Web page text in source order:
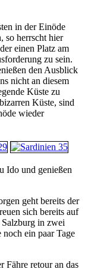
in der Einöde
so herrscht hier
einen Platz am
zu sein.
den Ausblick
nicht an diesem
Küste zu
Küste, sind
wieder
Ido und genießen
geht bereits der
sich bereits auf
in zwei
ein paar Tage
Fähre retour an das